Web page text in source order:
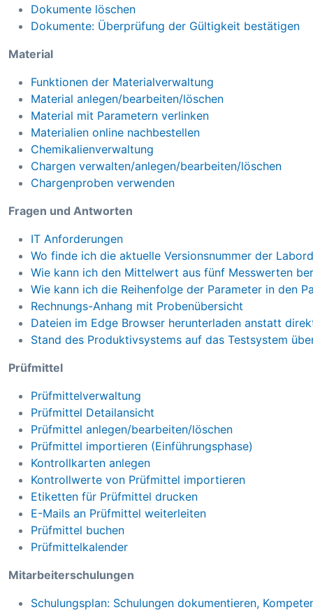
Dokumente löschen
Dokumente: Überprüfung der Gültigkeit bestätigen
Material
Funktionen der Materialverwaltung
Material anlegen/bearbeiten/löschen
Material mit Parametern verlinken
Materialien online nachbestellen
Chemikalienverwaltung
Chargen verwalten/anlegen/bearbeiten/löschen
Chargenproben verwenden
Fragen und Antworten
IT Anforderungen
Wo finde ich die aktuelle Versionsnummer der
Wie kann ich den Mittelwert aus fünf Messwerten
Wie kann ich die Reihenfolge der Parameter in den
Rechnungs-Anhang mit Probenübersicht
Dateien im Edge Browser herunterladen anstatt
Stand des Produktivsystems auf das Testsystem
Prüfmittel
Prüfmittelverwaltung
Prüfmittel Detailansicht
Prüfmittel anlegen/bearbeiten/löschen
Prüfmittel importieren (Einführungsphase)
Kontrollkarten anlegen
Kontrollwerte von Prüfmittel importieren
Etiketten für Prüfmittel drucken
E-Mails an Prüfmittel weiterleiten
Prüfmittel buchen
Prüfmittelkalender
Mitarbeiterschulungen
Schulungsplan: Schulungen dokumentieren,